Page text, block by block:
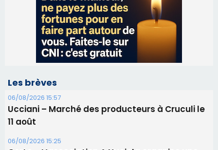
Les brèves
06/08/2026 15:57
Ucciani – Marché des producteurs à Cruculi le
11 août
06/08/2026 15:25